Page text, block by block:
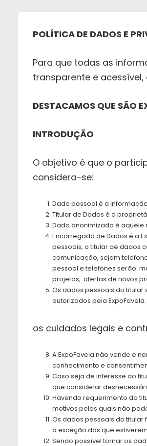
POLÍTICA DE DADOS E
Para que todas as
transparente e
DESTACAMOS QUE SÃO
INTRODUÇÃO
O objetivo é que o
considera-se:
Dado pessoal é a
Titular de Dados é o
Dado anonimizado é
Encarregada de Dados é a
pessoais, o titular de dados
comunicação, sejam
pessoal e telefones serão
projetos, ofertas de novos
Os dados pessoais do
autorizados pela
os cuidados legais e
A ExpoFavela não vende e
conhecimento e
Caso seja de interesse do
que considerar
Havendo requerimento do
motivos pelos quais não
Os dados pessoais do
à exceção dos que
Sendo possível tornar os